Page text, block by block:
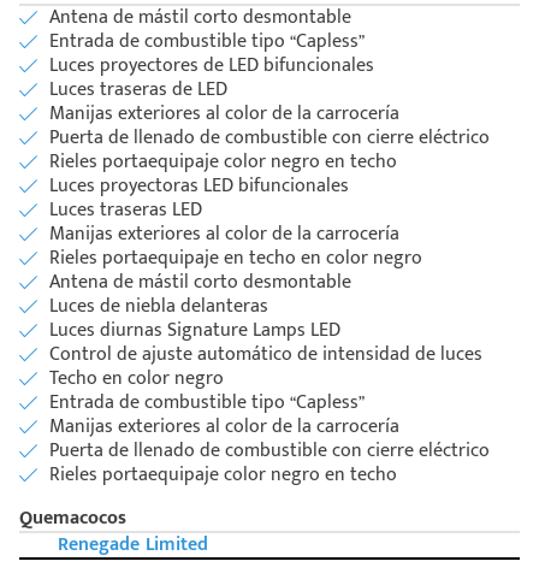
Antena de mástil corto desmontable
Entrada de combustible tipo “Capless”
Luces proyectores de LED bifuncionales
Luces traseras de LED
Manijas exteriores al color de la carrocería
Puerta de llenado de combustible con cierre eléctrico
Rieles portaequipaje color negro en techo
Luces proyectoras LED bifuncionales
Luces traseras LED
Manijas exteriores al color de la carrocería
Rieles portaequipaje en techo en color negro
Antena de mástil corto desmontable
Luces de niebla delanteras
Luces diurnas Signature Lamps LED
Control de ajuste automático de intensidad de luces
Techo en color negro
Entrada de combustible tipo “Capless”
Manijas exteriores al color de la carrocería
Puerta de llenado de combustible con cierre eléctrico
Rieles portaequipaje color negro en techo
Quemacocos
Renegade Limited